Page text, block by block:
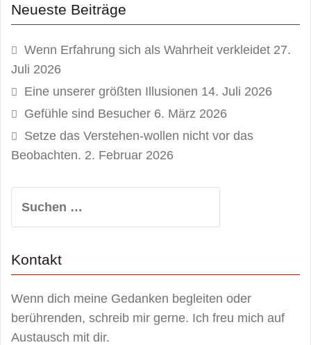
Neueste Beiträge
Wenn Erfahrung sich als Wahrheit verkleidet 27.
Juli 2026
Eine unserer größten Illusionen 14. Juli 2026
Gefühle sind Besucher 6. März 2026
Setze das Verstehen-wollen nicht vor das
Beobachten. 2. Februar 2026
nach:
Kontakt
Wenn dich meine Gedanken begleiten oder
berührenden, schreib mir gerne. Ich freu mich auf
Austausch mit dir.